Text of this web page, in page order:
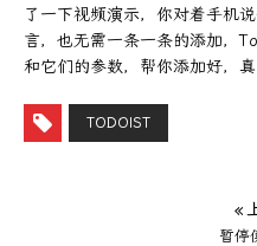
了一下视频演示，你对着手机
言，也无需一条一条的添加，
和它们的参数，帮你添加好，真
TODOIST
«
暂停